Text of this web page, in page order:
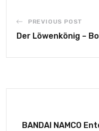
PREVIOUS POST
Der Löwenkönig –
BANDAI NAMCO